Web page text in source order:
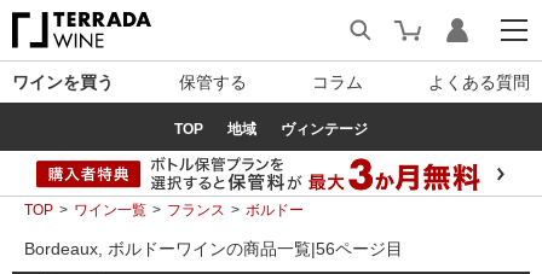
ワインを買う 保管する コラム よくある質問
TOP 地域 ヴィンテージ
TOP ワイン一覧 フランス ボルドー
Bordeaux, ボルドーワインの商品一覧|56ページ目